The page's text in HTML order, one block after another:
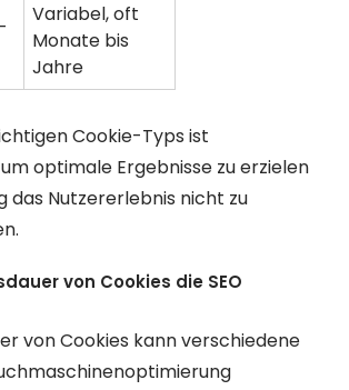
Variabel, oft
Monate bis
Jahre
Cookie-Typs ist
optimale Ergebnisse zu erzielen
das Nutzererlebnis nicht zu
von Cookies die SEO
von Cookies kann verschiedene